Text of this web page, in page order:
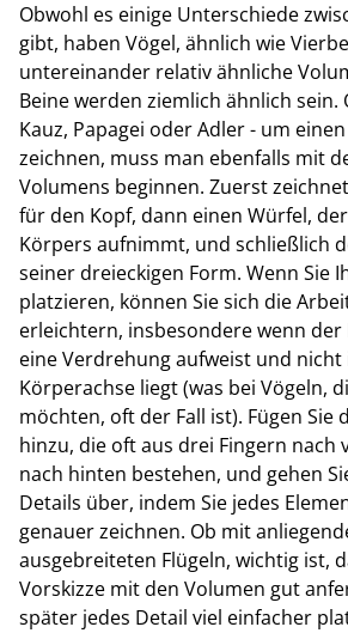
Obwohl es einige Unterschiede
gibt, haben Vögel, ähnlich wie
untereinander relativ ähnliche
Beine werden ziemlich ähnlich sein.
Kauz, Papagei oder Adler - um
zeichnen, muss man ebenfalls mit
Volumens beginnen. Zuerst
für den Kopf, dann einen Würfel,
Körpers aufnimmt, und schließlich
seiner dreieckigen Form. Wenn Sie
platzieren, können Sie sich die
erleichtern, insbesondere wenn der
eine Verdrehung aufweist und nicht
Körperachse liegt (was bei Vögeln,
möchten, oft der Fall ist). Fügen Sie
hinzu, die oft aus drei Fingern nach
nach hinten bestehen, und gehen
Details über, indem Sie jedes
genauer zeichnen. Ob mit
ausgebreiteten Flügeln, wichtig ist,
Vorskizze mit den Volumen gut
später jedes Detail viel einfacher